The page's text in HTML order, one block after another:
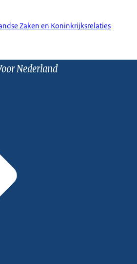
Zaken en Koninkrijksrelaties
Nederland